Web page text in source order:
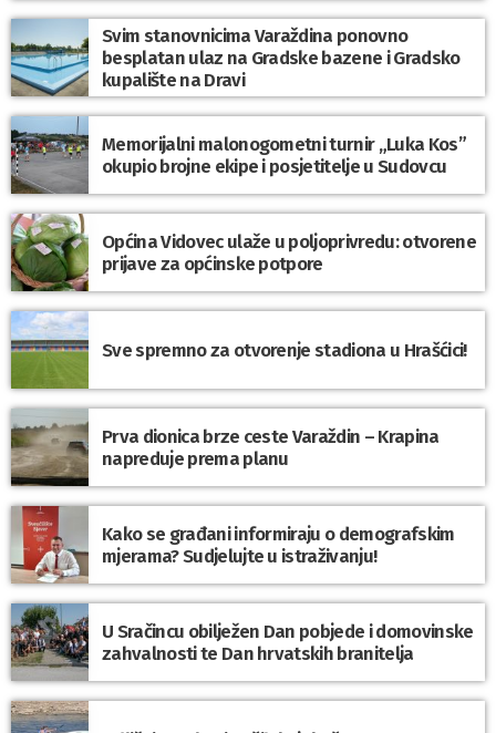
Svim stanovnicima Varaždina ponovno
besplatan ulaz na Gradske bazene i Gradsko
kupalište na Dravi
Memorijalni malonogometni turnir „Luka Kos”
okupio brojne ekipe i posjetitelje u Sudovcu
Općina Vidovec ulaže u poljoprivredu: otvorene
prijave za općinske potpore
Sve spremno za otvorenje stadiona u Hrašćici!
Prva dionica brze ceste Varaždin – Krapina
napreduje prema planu
Kako se građani informiraju o demografskim
mjerama? Sudjelujte u istraživanju!
U Sračincu obilježen Dan pobjede i domovinske
zahvalnosti te Dan hrvatskih branitelja